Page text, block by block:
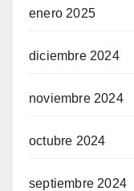
enero 2025
diciembre 2024
noviembre 2024
octubre 2024
septiembre 2024